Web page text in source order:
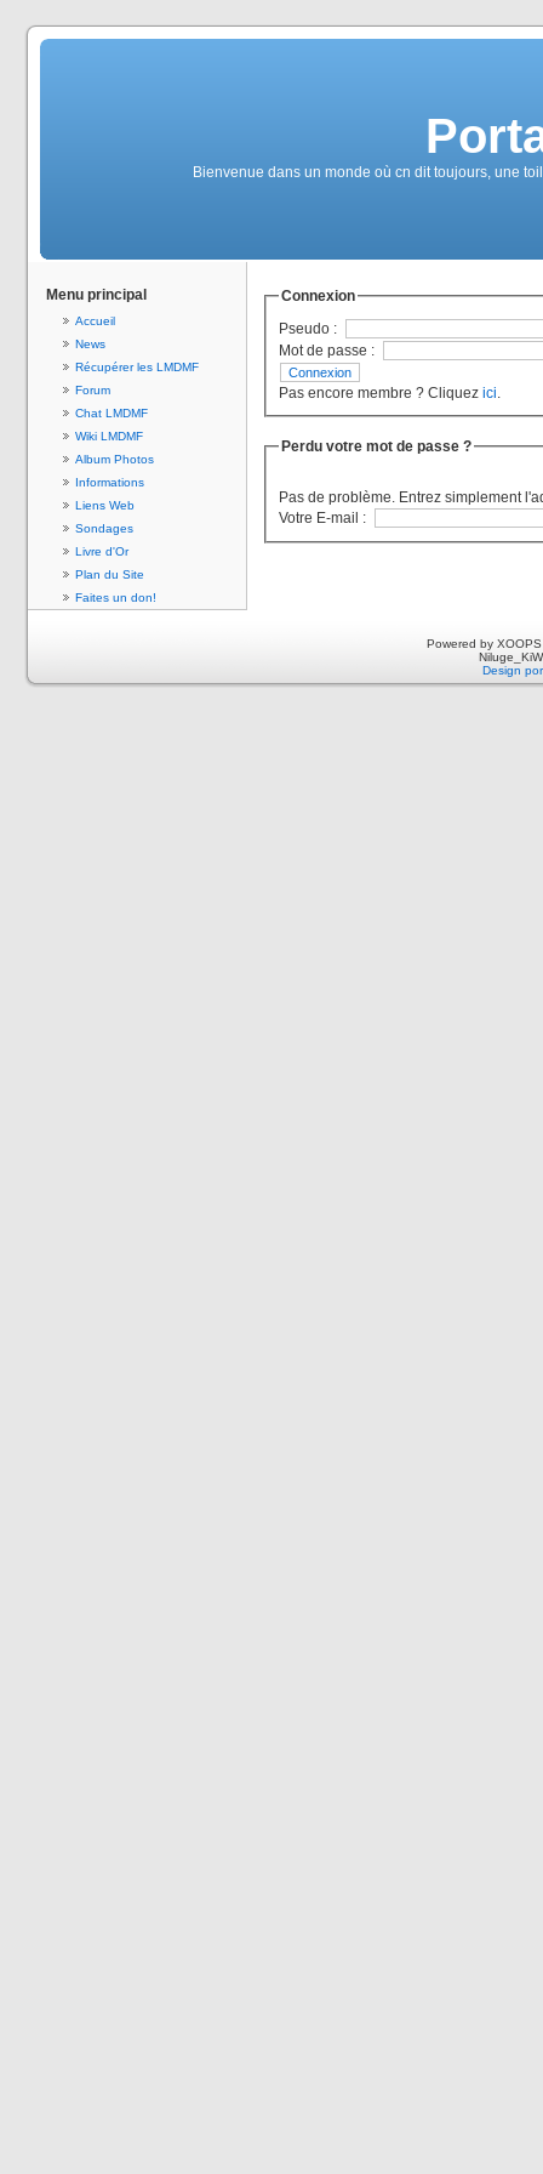
Bienvenue dans un monde où cn dit toujours, une
Menu principal
Accueil
News
Récupérer les LMDMF
Forum
Chat LMDMF
Wiki LMDMF
Album Photos
Informations
Liens Web
Sondages
Livre d'Or
Plan du Site
Faites un don!
Connexion
Pseudo :
Mot de passe :
Pas encore membre ? Cliquez ici.
Perdu votre mot de passe ?
Pas de problème. Entrez simplement
Votre E-mail :
Powered by
Design